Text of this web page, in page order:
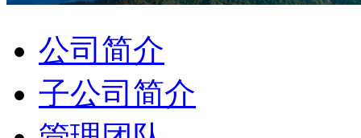
公司简介
子公司简介